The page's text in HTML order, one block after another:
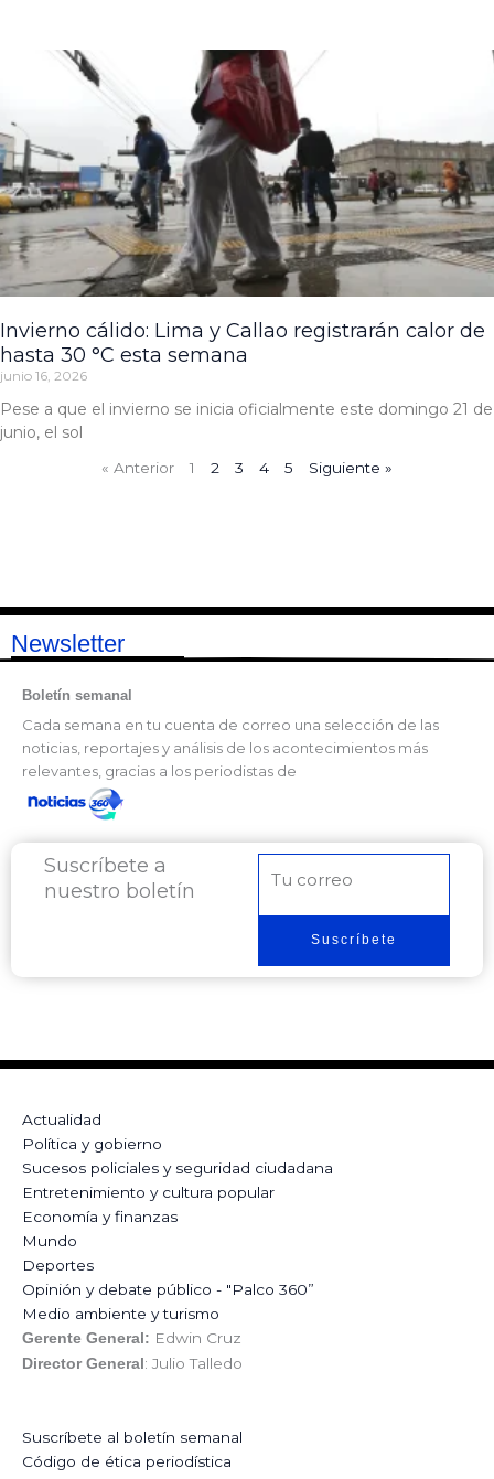
Invierno cálido: Lima y Callao registrarán calor de
hasta 30 °C esta semana
junio 16, 2026
Pese a que el invierno se inicia oficialmente este domingo 21 de
junio, el sol
« Anterior 1 2 3 4 5 Siguiente »
Newsletter
Boletín semanal
Cada semana en tu cuenta de correo una selección de las
noticias, reportajes y análisis de los acontecimientos más
relevantes, gracias a los periodistas de
Suscríbete a
nuestro boletín
electrónico
Suscríbete
Actualidad
Política y gobierno
Sucesos policiales y seguridad ciudadana
Entretenimiento y cultura popular
Economía y finanzas
Mundo
Deportes
Opinión y debate público - "Palco 360”
Medio ambiente y turismo
Gerente General: Edwin Cruz
Director General : Julio Talledo
Suscríbete al boletín semanal
Código de ética periodística